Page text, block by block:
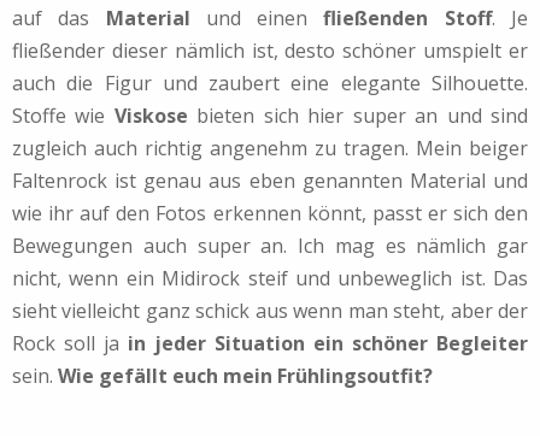
auf das Material und einenfließenden Stoff. Je
fließender dieser nämlich ist, desto schöner umspielt er
auch die Figur und zaubert eine elegante Silhouette.
Stoffe wie Viskose bieten sich hier super an und sind
zugleich auch richtig angenehm zu tragen. Mein beiger
Faltenrock ist genau aus eben genannten Material und
wie ihr auf den Fotos erkennen könnt, passt er sich den
Bewegungen auch super an. Ich mag es nämlich gar
nicht, wenn ein Midirock steif und unbeweglich ist. Das
sieht vielleicht ganz schick aus wenn man steht, aber der
Rock soll ja in jeder Situation ein schöner Begleiter
sein. Wie gefällt euch mein Frühlingsoutfit?